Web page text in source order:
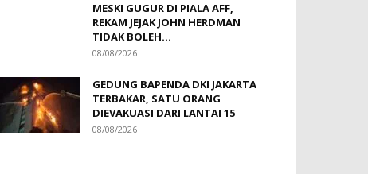
MESKI GUGUR DI PIALA AFF,
REKAM JEJAK JOHN HERDMAN
TIDAK BOLEH...
08/08/2026
GEDUNG BAPENDA DKI JAKARTA
TERBAKAR, SATU ORANG
DIEVAKUASI DARI LANTAI 15
08/08/2026